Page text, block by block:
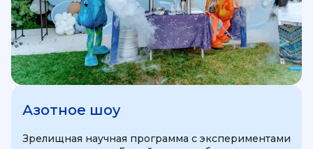
Азотное шоу
Зрелищная научная программа с экспериментами